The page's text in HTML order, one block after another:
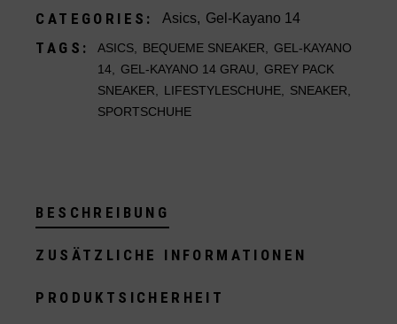
CATEGORIES: Asics, Gel-Kayano 14
TAGS: ASICS BEQUEME SNEAKER
GEL-KAYANO
14
GEL-KAYANO 14 GRAU
GREY PACK
SNEAKER
LIFESTYLESCHUHE SNEAKER
SPORTSCHUHE
BESCHREIBUNG
ZUSÄTZLICHE INFORMATIONEN
PRODUKTSICHERHEIT